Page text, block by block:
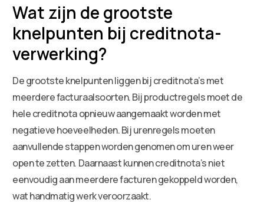
Wat zijn de grootste
knelpunten bij creditnota-
verwerking?
De grootste knelpunten liggen bij creditnota’s met
meerdere facturaalsoorten. Bij productregels moet de
hele creditnota opnieuw aangemaakt worden met
negatieve hoeveelheden. Bij urenregels moeten
aanvullende stappen worden genomen om uren weer
open te zetten. Daarnaast kunnen creditnota’s niet
eenvoudig aan meerdere facturen gekoppeld worden,
wat handmatig werk veroorzaakt.